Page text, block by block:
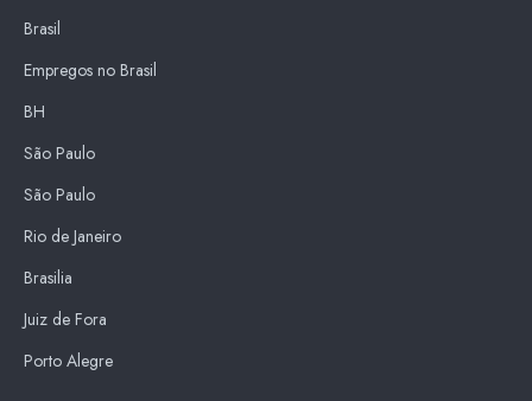
Brasil
Empregos no Brasil
BH
São Paulo
São Paulo
Rio de Janeiro
Brasilia
Juiz de Fora
Porto Alegre